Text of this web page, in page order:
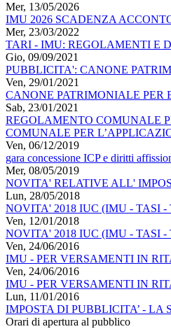
Mer, 13/05/2026
IMU 2026 SCADENZA
Mer, 23/03/2022
TARI - IMU: REGOLAMENTI E
Gio, 09/09/2021
PUBBLICITA': CANONE
Ven, 29/01/2021
CANONE PATRIMONIALE PER
Sab, 23/01/2021
REGOLAMENTO COMUNALE
COMUNALE PER
Ven, 06/12/2019
gara concessione ICP e diritti
Mer, 08/05/2019
NOVITA' RELATIVE ALL'
Lun, 28/05/2018
NOVITA' 2018 IUC (IMU - TASI -
Ven, 12/01/2018
NOVITA' 2018 IUC (IMU - TASI -
Ven, 24/06/2016
IMU - PER VERSAMENTI IN
Ven, 24/06/2016
IMU - PER VERSAMENTI IN
Lun, 11/01/2016
IMPOSTA DI PUBBLICITA’ - LA
Orari di apertura al pubblico